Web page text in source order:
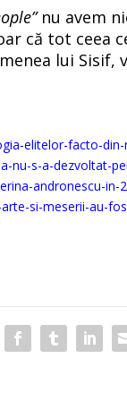
nu avem
că tot ceea
lui Sisif,
elitelor-facto-
nu-s-a-dezvoltat-
andronescu-in-
si-meserii-au-